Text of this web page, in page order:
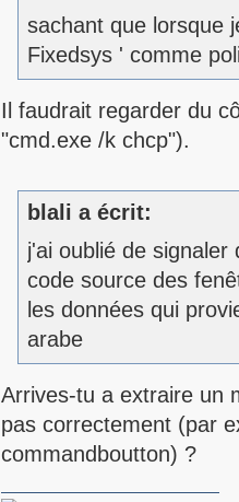
sachant que lorsque
Fixedsys ' comme
Il faudrait regarder du
"cmd.exe /k chcp").
blali a écrit:
j'ai oublié de
code source des
les données qui
arabe
Arrives-tu a extraire un
pas correctement (par
commandboutton) ?